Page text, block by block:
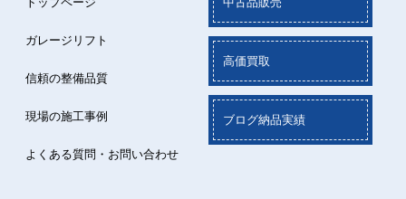
ガレージリフト
信頼の整備品質
現場の施工事例
よくある質問・お問い合わせ
高価買取
ブログ納品実績